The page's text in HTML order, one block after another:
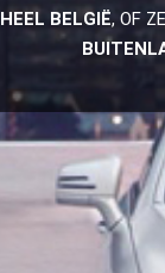
HEEL BELGIË, OF